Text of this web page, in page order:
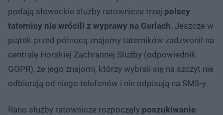
podają słowackie służby ratownicze trzej polscy
taternicy nie wrócili z wyprawy na Gerlach. Jeszcze w
piątek przed północą znajomy taterników zadzwonił na
centralę Horskiej Zachrannej Służby (odpowiednik
GOPR), że jego znajomi, którzy wybrali się na szczyt nie
odbierają od niego telefonów i nie odpisują na SMS-y.
Rano służby ratownicze rozpoczęły poszukiwanie